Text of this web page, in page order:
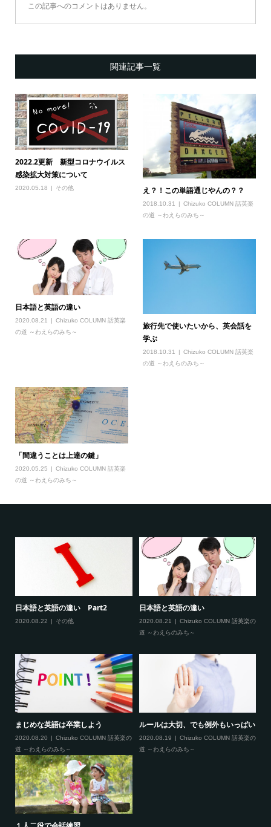
この記事へのコメントはありません。
関連記事一覧
2022.2更新 新型コロナウイルス
感染拡大対策について
2020.05.18 その他 え？！この単語通じやんの？？
2018.10.31
Chizuko COLUMN 話英楽
の道 ～わえらのみち～
日本語と英語の違い
2020.08.21
Chizuko COLUMN 話英楽
の道 ～わえらのみち～
旅行先で使いたいから、英会話を
学ぶ
2018.10.31
Chizuko COLUMN 話英楽
の道 ～わえらのみち～
「間違うことは上達の鍵」
2020.05.25
Chizuko COLUMN 話英楽
の道 ～わえらのみち～
日本語と英語の違い Part2
2020.08.22 その他
日本語と英語の違い
2020.08.21
Chizuko COLUMN 話英楽の
道 ～わえらのみち～
まじめな英語は卒業しよう
2020.08.20
Chizuko COLUMN 話英楽の
道 ～わえらのみち～
ルールは大切、でも例外もいっぱい
2020.08.19
Chizuko COLUMN 話英楽の
道 ～わえらのみち～